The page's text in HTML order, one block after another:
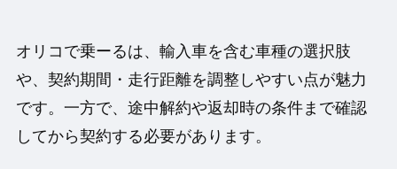
オリコで乗ーるは、輸入車を含む車種の選択肢
や、契約期間・走行距離を調整しやすい点が魅力
です。一方で、途中解約や返却時の条件まで確認
してから契約する必要があります。